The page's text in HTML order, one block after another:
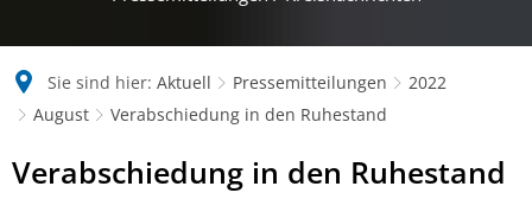
Sie sind hier: Aktuell Pressemitteilungen
2022
August
Verabschiedung in den Ruhestand
Verabschiedung in den Ruhestand